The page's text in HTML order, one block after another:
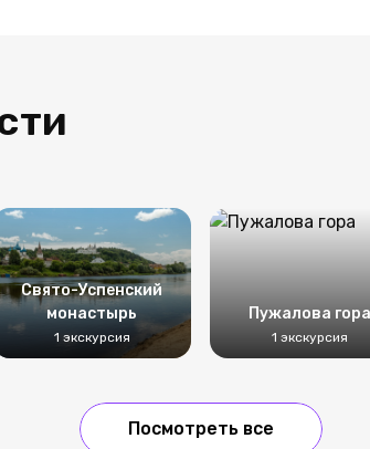
Свято-Успенский
монастырь
1 экскурсия
Пужалова гора
1 экскурсия
Посмотреть все